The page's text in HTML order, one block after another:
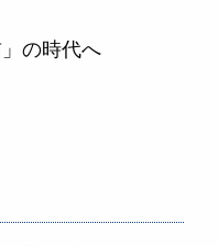
の時代へ